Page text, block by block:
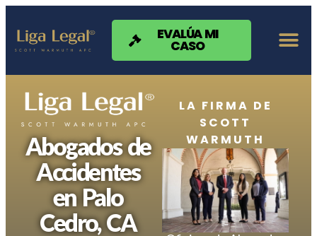
Nota:
sitio
web
accesibilidad.
EVALÚA MI
CASO
Abogados de
Accidentes
en Palo
Cedro, CA
LA FIRMA DE
SCOTT
WARMUTH